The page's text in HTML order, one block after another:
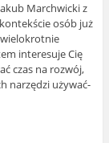
Marchwicki z
osób już
interesuje Cię
czas na rozwój,
narzędzi używać-